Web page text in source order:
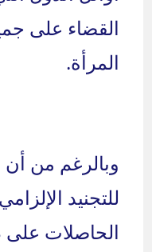
القضاء على
المرأة.
وبالرغم من
للتجنيد
الحاصلات